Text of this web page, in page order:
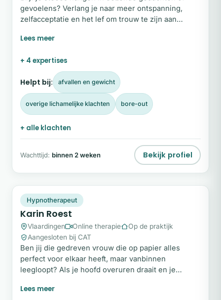
gevoelens? Verlang je naar meer ontspanning,
zelfacceptatie en het lef om trouw te zijn aan
en warme aandacht loop ik graag een stukje met je
centraal en ben jij het uitgangspunt. Samen
onderzoeken we wat jou uit balans brengt, zodat er
weer ruimte ontstaat voor rust, helderheid en
vertrouwen in jezelf.
+ 4 expertises
Helpt bij: afvallen en gewicht
overige lichamelijke klachten bore-out
+ alle klachten
Wachttijd: binnen 2 weken Bekijk profiel
Plek beschikbaar
Hypnotherapeut
Karin Roest
Vlaardingen Online therapie
Op de praktijk
Aangesloten bij CAT
Ben jij die gedreven vrouw die op papier alles
perfect voor elkaar heeft, maar vanbinnen
leegloopt? Als je hoofd overuren draait en je
zelfbeeld, dan ben je hier op de juiste plek. Ik help